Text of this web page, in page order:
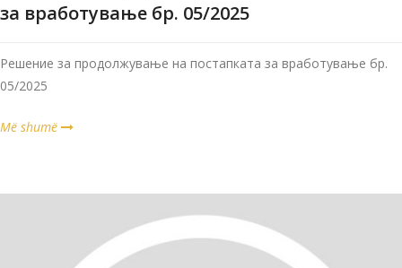
за вработување бр. 05/2025
Решение за продолжување на постапката за вработување бр.
05/2025
Më shumë